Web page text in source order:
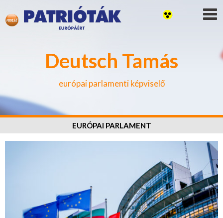
Deutsch Tamás
európai parlamenti képviselő
EURÓPAI PARLAMENT